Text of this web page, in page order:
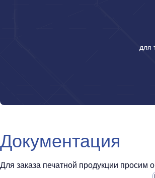
для
Документация
Для заказа печатной продукции